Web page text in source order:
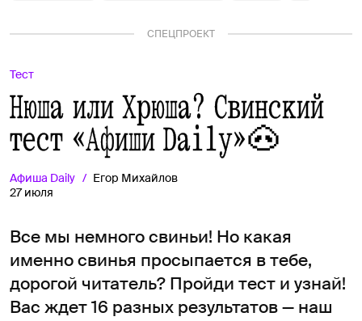
СПЕЦПРОЕКТ
Тест
Нюша или Хрюша? Свинский
тест «Афиши Daily»🐽
Афиша Daily
Егор Михайлов
27 июля
Все мы немного свиньи! Но какая
именно свинья просыпается в тебе,
дорогой читатель? Пройди тест и узнай!
Вас ждет 16 разных результатов — наш